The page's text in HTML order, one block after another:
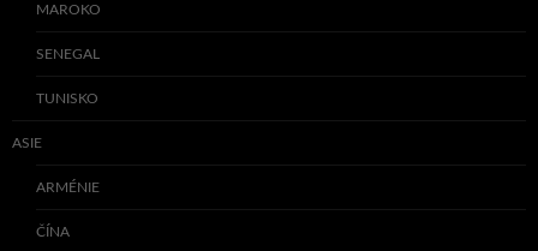
MAROKO
SENEGAL
TUNISKO
ASIE
ARMÉNIE
ČÍNA